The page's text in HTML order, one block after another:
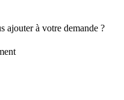
ajouter à votre demande ?